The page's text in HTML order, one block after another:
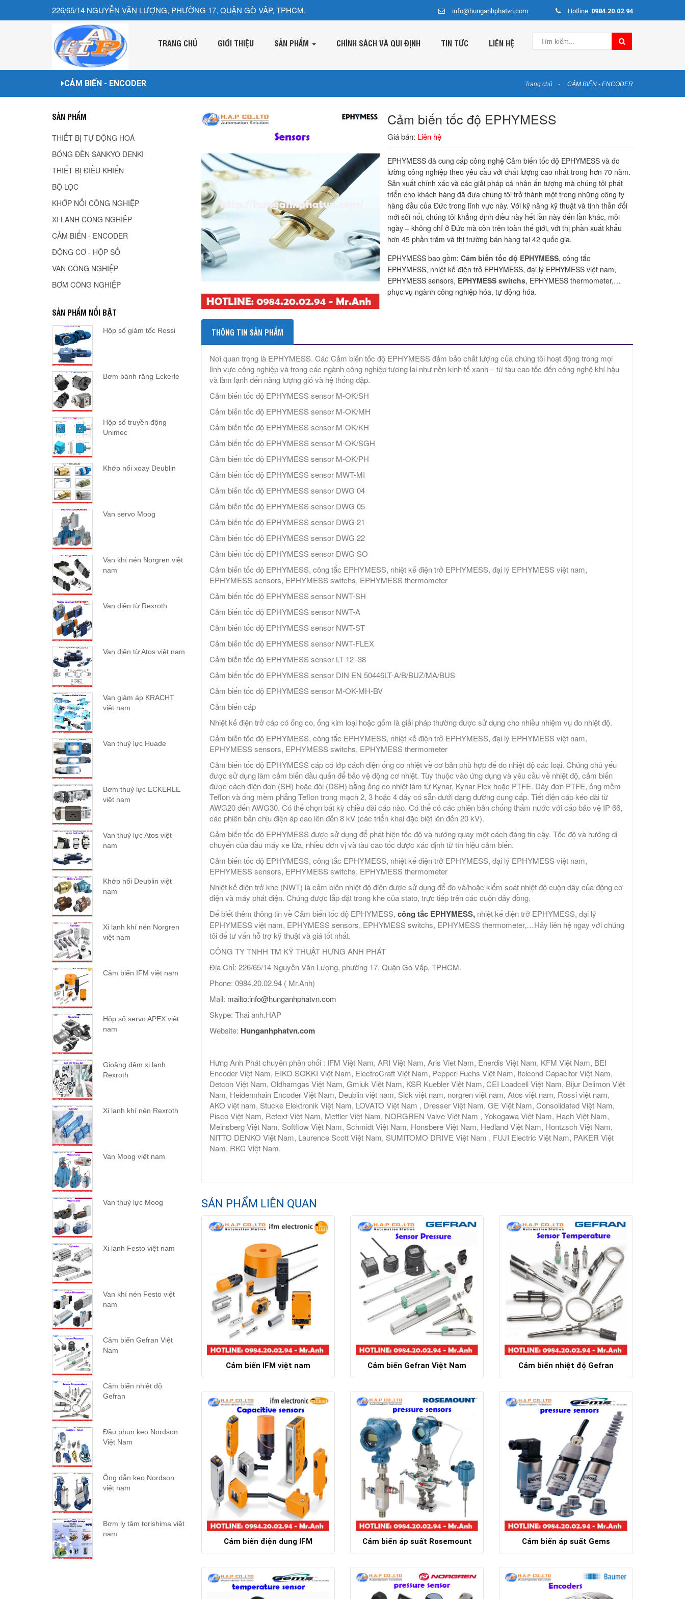
226/65/14 NGUYỄN VĂN LƯỢNG, PHƯỜNG 17, QUẬN GÒ VÂP, TPHCM. info@hunganhphatvn.com Hotline: 0984.20.02.94
TRANG CHỦ GIỚI THIỆU SẢN PHẨM CHÍNH SÁCH VÀ QUI ĐỊNH TIN TỨC LIÊN HỆ
CẢM BIẾN - ENCODER Trang chủ CẢM BIẾN - ENCODER
Cảm biến tốc độ EPHYMESS
Giá bán: Liên hệ
EPHYMESS đã cung cấp công nghệ Cảm biến tốc độ EPHYMESS và đo
lường công nghiệp theo yêu cầu với chất lượng cao nhất trong hơn 70 năm.
Sản xuất chính xác và các giải pháp cá nhân ấn tượng mà chúng tôi phát
triển cho khách hàng đã đưa chúng tôi trở thành một trong những công ty
hàng đầu của Đức trong lĩnh vực này. Với kỹ năng kỹ thuật và tinh thần đổi
mới sôi nổi, chúng tôi khẳng định điều này hết lần này đến lần khác, mỗi
ngày – không chỉ ở Đức mà còn trên toàn thế giới, với thị phần xuất khẩu
hơn 45 phần trăm và thị trường bán hàng tại 42 quốc gia.
EPHYMESS bao gồm:Cảm biến tốc độ EPHYMESS, công tắc
EPHYMESS, nhiệt kế điện trở EPHYMESS, đại lý EPHYMESS việt nam,
EPHYMESS sensors, EPHYMESS switchs, EPHYMESS thermometer,…
phục vụ ngành công nghiệp hóa, tự động hóa.
THÔNG TIN SẢN PHẨM
Nơi quan trọng là EPHYMESS. Các Cảm biến tốc độ EPHYMESS đảm bảo chất lượng của chúng tôi hoạt động trong mọi
lĩnh vực công nghiệp và trong các ngành công nghiệp tương lai như nền kinh tế xanh – từ tàu cao tốc đến công nghệ khí hậu
và làm lạnh đến năng lượng gió và hệ thống đập.
Cảm biến tốc độ EPHYMESS sensor M-OK/SH
Cảm biến tốc độ EPHYMESS sensor M-OK/MH
Cảm biến tốc độ EPHYMESS sensor M-OK/KH
Cảm biến tốc độ EPHYMESS sensor M-OK/SGH
Cảm biến tốc độ EPHYMESS sensor M-OK/PH
Cảm biến tốc độ EPHYMESS sensor MWT-MI
Cảm biến tốc độ EPHYMESS sensor DWG 04
Cảm biến tốc độ EPHYMESS sensor DWG 05
Cảm biến tốc độ EPHYMESS sensor DWG 21
Cảm biến tốc độ EPHYMESS sensor DWG 22
Cảm biến tốc độ EPHYMESS sensor DWG SO
Cảm biến tốc độ EPHYMESS, công tắc EPHYMESS, nhiệt kế điện trở EPHYMESS, đại lý EPHYMESS việt nam,
EPHYMESS sensors, EPHYMESS switchs, EPHYMESS thermometer
Cảm biến tốc độ EPHYMESS sensor NWT-SH
Cảm biến tốc độ EPHYMESS sensor NWT-A
Cảm biến tốc độ EPHYMESS sensor NWT-ST
Cảm biến tốc độ EPHYMESS sensor NWT-FLEX
Cảm biến tốc độ EPHYMESS sensor LT 12–38
Cảm biến tốc độ EPHYMESS sensor DIN EN 50446LT-A/B/BUZ/MA/BUS
Cảm biến tốc độ EPHYMESS sensor M-OK-MH-BV
Cảm biến cáp
Nhiệt kế điện trở cáp có ống co, ống kim loại hoặc gốm là giải pháp thường được sử dụng cho nhiều nhiệm vụ đo nhiệt độ.
Cảm biến tốc độ EPHYMESS, công tắc EPHYMESS, nhiệt kế điện trở EPHYMESS, đại lý EPHYMESS việt nam,
EPHYMESS sensors, EPHYMESS switchs, EPHYMESS thermometer
Cảm biến tốc độ EPHYMESS cáp có lớp cách điện ống co nhiệt về cơ bản phù hợp để đo nhiệt độ các loại. Chúng chủ yếu
được sử dụng làm cảm biến đầu quấn để bảo vệ động cơ nhiệt. Tùy thuộc vào ứng dụng và yêu cầu về nhiệt độ, cảm biến
được cách điện đơn (SH) hoặc đôi (DSH) bằng ống co nhiệt làm từ Kynar, Kynar Flex hoặc PTFE. Dây đơn PTFE, ống mềm
Teflon và ống mềm phẳng Teflon trong mạch 2, 3 hoặc 4 dây có sẵn dưới dạng đường cung cấp. Tiết diện cáp kéo dài từ
AWG20 đến AWG30. Có thể chọn bất kỳ chiều dài cáp nào. Có thể có các phiên bản chống thấm nước với cấp bảo vệ IP 66,
các phiên bản chịu điện áp cao lên đến 8 kV (các triển khai đặc biệt lên đến 20 kV).
Cảm biến tốc độ EPHYMESS được sử dụng để phát hiện tốc độ và hướng quay một cách đáng tin cậy. Tốc độ và hướng di
chuyển của đầu máy xe lửa, nhiều đơn vị và tàu cao tốc được xác định từ tín hiệu cảm biến.
Cảm biến tốc độ EPHYMESS, công tắc EPHYMESS, nhiệt kế điện trở EPHYMESS, đại lý EPHYMESS việt nam,
EPHYMESS sensors, EPHYMESS switchs, EPHYMESS thermometer
Nhiệt kế điện trở khe (NWT) là cảm biến nhiệt độ điện được sử dụng để đo và/hoặc kiểm soát nhiệt độ cuộn dây của động cơ
điện và máy phát điện. Chúng được lắp đặt trong khe của stato, trực tiếp trên các cuộn dây đồng.
Để biết thêm thông tin về Cảm biến tốc độ EPHYMESS, công tắc EPHYMESS,nhiệt kế điện trở EPHYMESS, đại lý
EPHYMESS việt nam, EPHYMESS sensors, EPHYMESS switchs, EPHYMESS thermometer,…Hãy liên hệ ngay với chúng
tôi để tư vấn hỗ trợ kỹ thuật và giá tốt nhất.
CÔNG TY TNHH TM KỸ THUẬT HƯNG ANH PHÁT
Địa Chỉ: 226/65/14 Nguyễn Văn Lượng, phường 17, Quận Gò Vấp, TPHCM.
Phone: 0984.20.02.94 ( Mr.Anh)
Mail: mailto:info@hunganhphatvn.com
Skype: Thai anh.HAP
Website: Hunganhphatvn.com
Hưng Anh Phát chuyên phân phối : IFM Việt Nam, ARI Việt Nam, Aris Viet Nam, Enerdis Việt Nam, KFM Việt Nam, BEI
Encoder Việt Nam, EIKO SOKKI Việt Nam, ElectroCraft Việt Nam, Pepperl Fuchs Việt Nam, Itelcond Capacitor Việt Nam,
Detcon Việt Nam, Oldhamgas Việt Nam, Gmiuk Việt Nam, KSR Kuebler Việt Nam, CEI Loadcell Việt Nam, Bijur Delimon Việt
Nam, Heidennhain Encoder Việt Nam, Deublin việt nam, Sick việt nam, norgren việt nam, Atos việt nam, Rossi việt nam,
AKO việt nam, Stucke Elektronik Việt Nam, LOVATO Việt Nam , Dresser Việt Nam, GE Việt Nam, Consolidated Việt Nam,
Pisco Việt Nam, Refext Việt Nam, Mettler Việt Nam, NORGREN Valve Việt Nam , Yokogawa Việt Nam, Hach Việt Nam,
Meinsberg Việt Nam, Softflow Việt Nam, Schmidt Việt Nam, Honsbere Việt Nam, Hedland Việt Nam, Hontzsch Việt Nam,
NITTO DENKO Việt Nam, Laurence Scott Việt Nam, SUMITOMO DRIVE Việt Nam , FUJI Electric Việt Nam, PAKER Việt
Nam, RKC Việt Nam.
SẢN PHẨM LIÊN QUAN
Cảm biến IFM việt nam
Chi tiết
Cảm biến Gefran Việt Nam
Chi tiết
Cảm biến nhiệt độ Gefran
Chi tiết
Cảm biến điện dung IFM
Chi tiết
Cảm biến áp suất Rosemount
Chi tiết
Cảm biến áp suất Gems
SẢN PHẨM
THIẾT BỊ TỰ ĐỘNG HOÁ
BÓNG ĐÈN SANKYO DENKI
THIẾT BỊ ĐIỀU KHIỂN
BỘ LỌC
KHỚP NỐI CÔNG NGHIỆP
XI LANH CÔNG NGHIÊP
CẢM BIẾN - ENCODER
ĐỘNG CƠ - HỘP SỐ
VAN CÔNG NGHIỆP
BƠM CÔNG NGHIỆP
SẢN PHẨM NỔI BẬT
Hộp số giảm tốc Rossi
Bơm bánh răng Eckerle
Hộp số truyền động
Unimec
Khớp nối xoay Deublin
Van servo Moog
Van khí nén Norgren việt
nam
Van điện từ Rexroth
Van điện từ Atos việt nam
Van giảm áp KRACHT
việt nam
Van thuỷ lực Huade
Bơm thuỷ lực ECKERLE
việt nam
Van thuỷ lực Atos việt
nam
Khớp nối Deublin việt
nam
Xi lanh khí nén Norgren
việt nam
Cảm biến IFM việt nam
Hộp số servo APEX việt
nam
Gioăng đệm xi lanh
Rexroth
Xi lanh khí nén Rexroth
Van Moog việt nam
Van thuỷ lực Moog
Xi lanh Festo việt nam
Van khí nén Festo việt
nam
Cảm biến Gefran Việt
Nam
Cảm biến nhiệt độ
Gefran
Đầu phun keo Nordson
Việt Nam
Ống dẫn keo Nordson
việt nam
Bơm ly tâm torishima việt
nam